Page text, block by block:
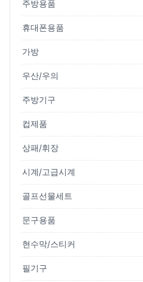
주방용품
휴대폰용품
가방
우산/우의
주방기구
컵제품
상패/휘장
시계/고급시계
골프선물세트
문구용품
현수막/스티커
필기구